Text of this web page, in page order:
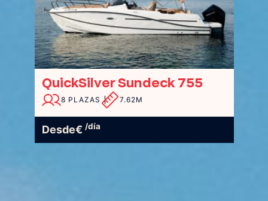
QuickSilver Sundeck 755
8 PLAZAS 7.62M
Desde€ /día